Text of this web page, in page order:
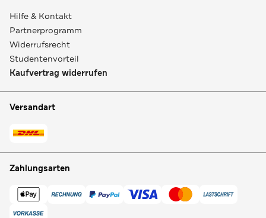
Hilfe & Kontakt
Partnerprogramm
Widerrufsrecht
Studentenvorteil
Kaufvertrag widerrufen
Versandart
Zahlungsarten